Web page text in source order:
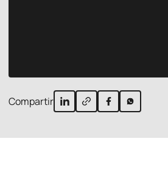
Compartir